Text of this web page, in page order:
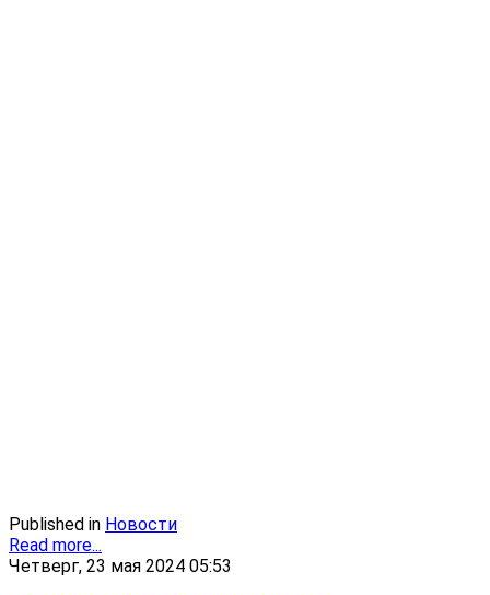
Published in Новости
Read more...
Четверг, 23 мая 2024 05:53